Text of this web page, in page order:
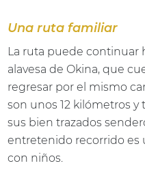
Una ruta familiar
La ruta puede continuar
alavesa de Okina, que
regresar por el mismo
son unos 12 kilómetros y
sus bien trazados
entretenido recorrido es
con niños.